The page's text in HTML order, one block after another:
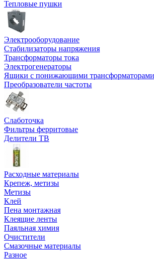
Тепловые пушки
Электрооборудование
Стабилизаторы напряжения
Трансформаторы тока
Электрогенераторы
Ящики с понижающими трансформаторами
Преобразователи частоты
Слаботочка
Фильтры ферритовые
Делители ТВ
Расходные материалы
Крепеж, метизы
Метизы
Клей
Пена монтажная
Клеящие ленты
Паяльная химия
Очистители
Смазочные материалы
Разное